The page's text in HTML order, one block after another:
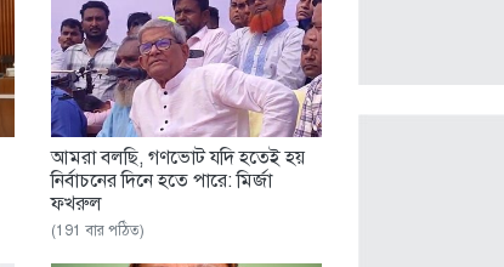
আমরা বলছি, গণভোট যদি হতেই হয়
নির্বাচনের দিনে হতে পারে: মির্জা
ফখরুল
(191 বার পঠিত)